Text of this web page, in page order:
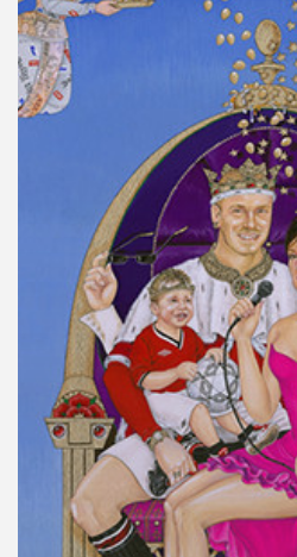
เพล
ย์
ลิ
สต์
ของ
บทความ
ข่าว
และ